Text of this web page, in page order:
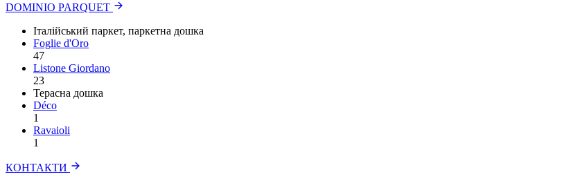
DOMINIO PARQUET
Італійський паркет, паркетна дошка
Foglie d'Oro
47
Listone Giordano
23
Терасна дошка
Déco
1
Ravaioli
1
КОНТАКТИ